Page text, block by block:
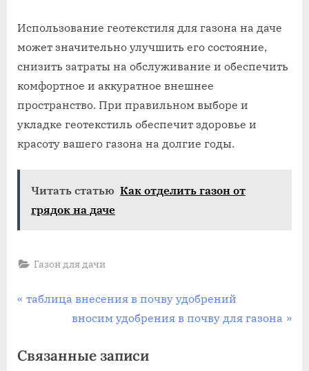
Использование геотекстиля для газона на даче
может значительно улучшить его состояние,
снизить затраты на обслуживание и обеспечить
комфортное и аккуратное внешнее
пространство. При правильном выборе и
укладке геотекстиль обеспечит здоровье и
красоту вашего газона на долгие годы.
Читать статью Как отделить газон от
грядок на даче
Газон для дачи
Навигация
записям
П
д
таблица внесения в почву удобрений
С
е
вносим удобрения в почву для газона
Связанные записи